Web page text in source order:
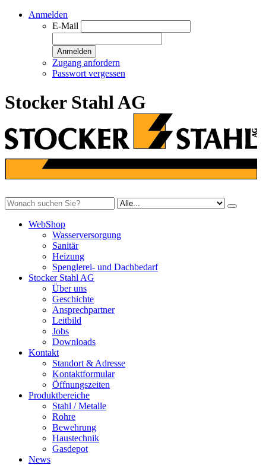
Anmelden
E-Mail
Anmelden
Zugang anfordern
Passwort vergessen
Stocker Stahl AG
WebShop
Wasserversorgung
Sanitär
Heizung
Spenglerei- und Dachbedarf
Stocker Stahl AG
Über uns
Geschichte
Ansprechpartner
Leitbild
Jobs
Downloads
Kontakt
Standort & Adresse
Kontaktformular
Öffnungszeiten
Produktbereiche
Stahl / Metalle
Rohre
Bewehrung
Haustechnik
Gasdepot
News